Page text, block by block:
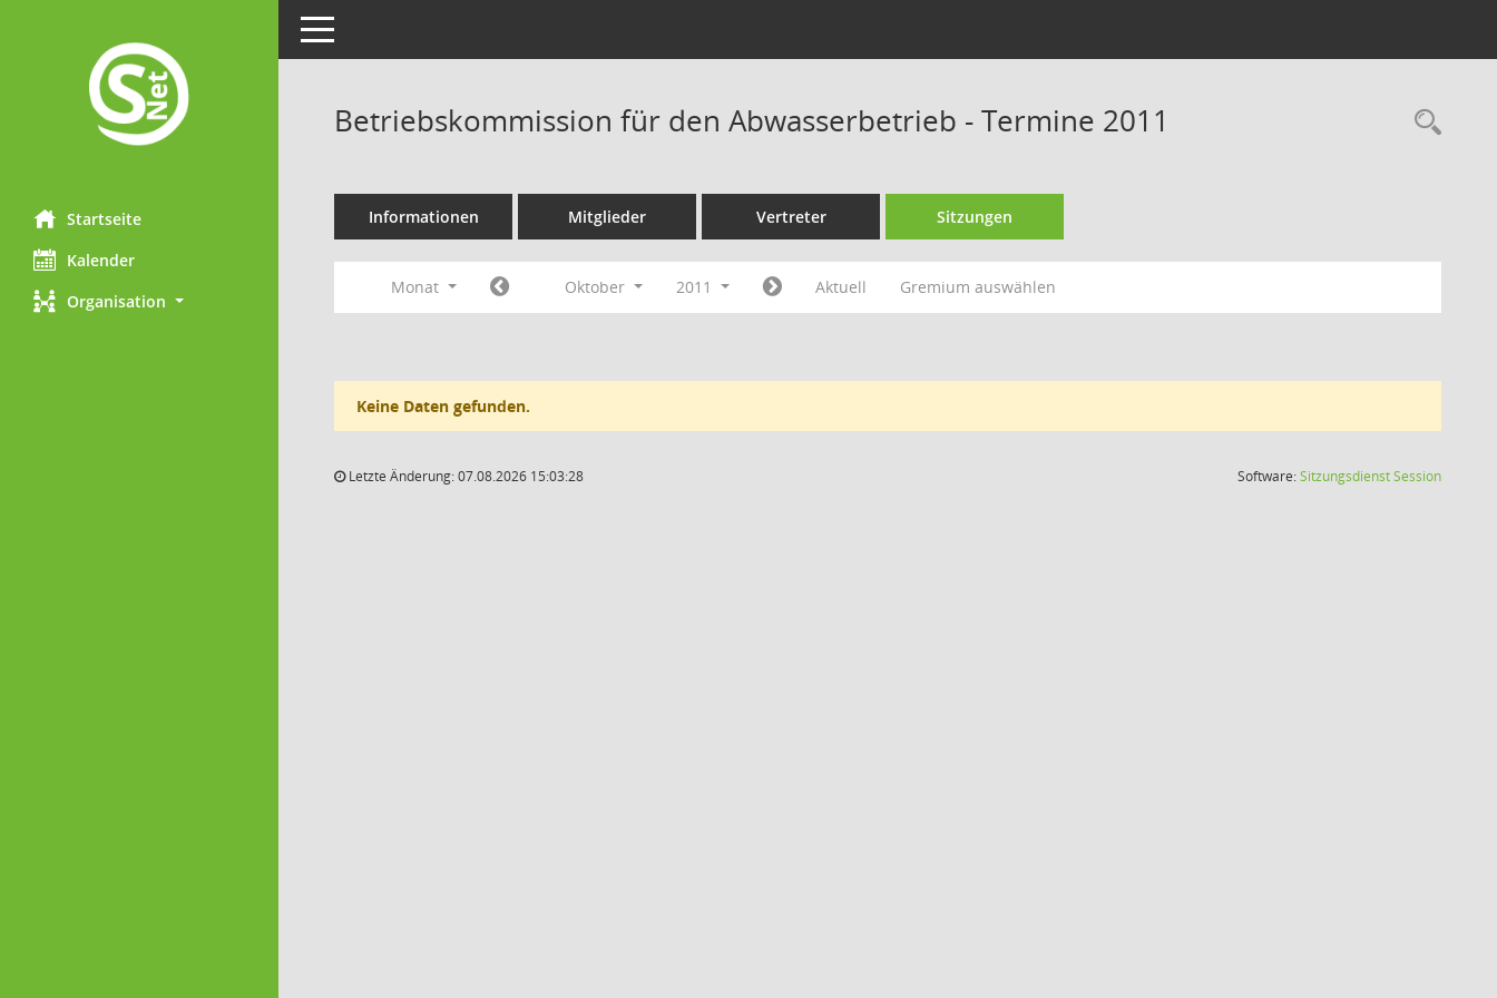
Startseite
Kalender
Organisation
Toggle navigation
Betriebskommission für den Abwasserbetrieb - Termine 2011
Informationen Mitglieder Vertreter Sitzungen
Monat Oktober 2011 Aktuell Gremium auswählen
Keine Daten gefunden.
Letzte Änderung: 07.08.2026 15:03:28 Software:SitzungsdienstSession(Wird in